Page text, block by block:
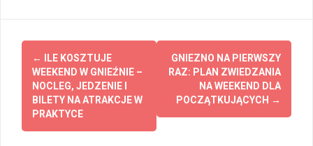
Post
navigation
←
ILE KOSZTUJE
WEEKEND W GNIEŹNIE –
NOCLEG, JEDZENIE I
BILETY NA ATRAKCJE W
PRAKTYCE
GNIEZNO NA PIERWSZY
RAZ: PLAN ZWIEDZANIA
NA WEEKEND DLA
POCZĄTKUJĄCYCH →